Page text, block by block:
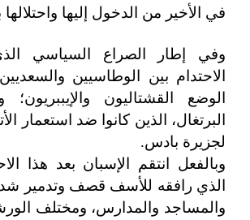
في الأخير من الدخول إليها واحتلالها
وفي إطار الصراع السياسي
الاحتدام بين الوطاسيين
الوضع القشتاليون
البرتغال، الذين كانوا ضد استعمار
لجزيرة بادس.
وبالفعل انتقم الإسبان بعد هذا
الذي رافقه للأسف قصف وتدمير
والمساجد والمدارس، ومختلف